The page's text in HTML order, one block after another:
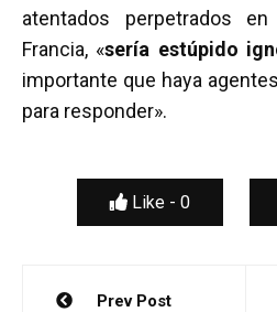
atentados perpetrados
Francia, «sería estúpido
importante que haya
para responder».
Like - 0
Navegación
Prev Post